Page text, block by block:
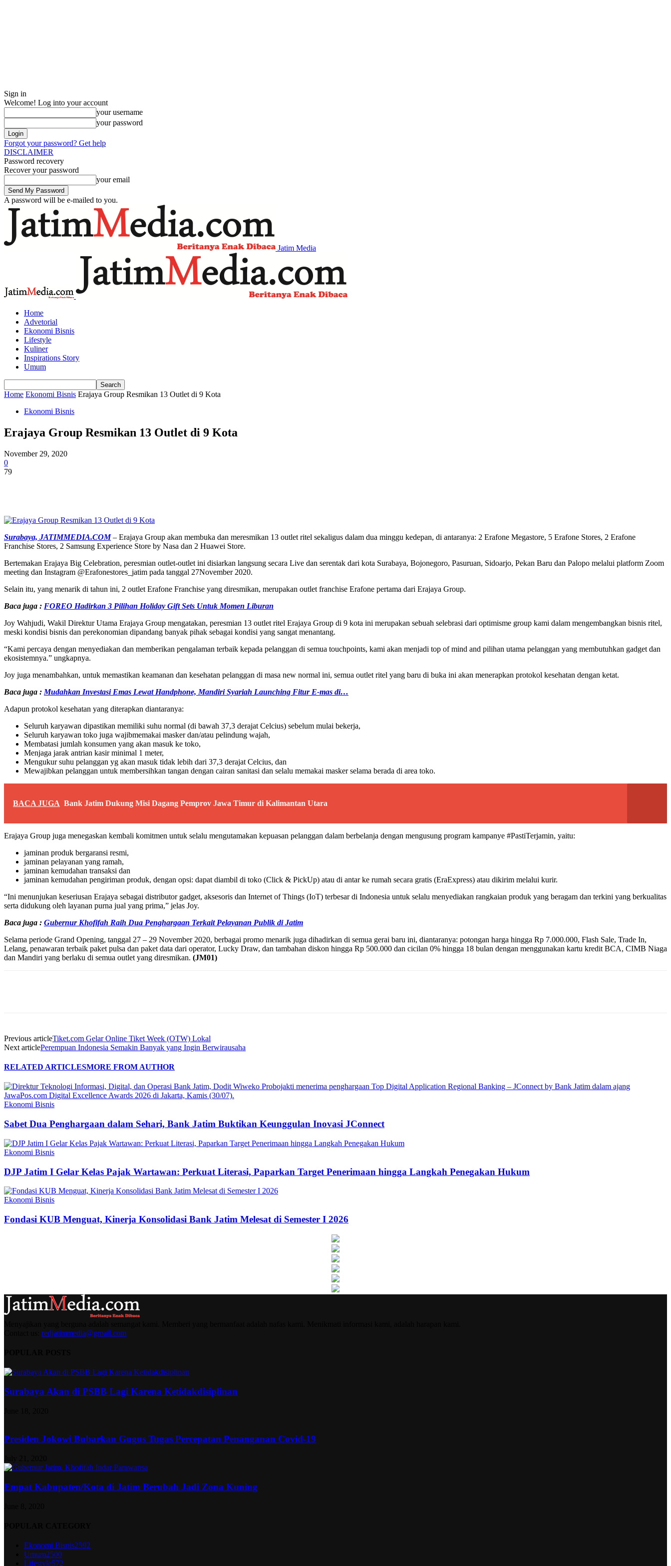
Sign in
Welcome! Log into your account
your username
your password
Forgot your password? Get help
DISCLAIMER
Password recovery
Recover your password
your email
A password will be e-mailed to you.
Jatim Media
Home
Advetorial
Ekonomi Bisnis
Lifestyle
Kuliner
Inspirations Story
Umum
Home Ekonomi Bisnis Erajaya Group Resmikan 13 Outlet di 9 Kota
Ekonomi Bisnis
Erajaya Group Resmikan 13 Outlet di 9 Kota
November 29, 2020
0
79
Surabaya, JATIMMEDIA.COM– Erajaya Group akan membuka dan meresmikan 13 outlet ritel sekaligus dalam dua minggu kedepan, di antaranya: 2 Erafone Megastore, 5 Erafone Stores, 2 Erafone
Franchise Stores, 2 Samsung Experience Store by Nasa dan 2 Huawei Store.
Bertemakan Erajaya Big Celebration, peresmian outlet-outlet ini disiarkan langsung secara Live dan serentak dari kota Surabaya, Bojonegoro, Pasuruan, Sidoarjo, Pekan Baru dan Palopo melalui platform Zoom
meeting dan Instagram @Erafonestores_jatim pada tanggal 27November 2020.
Selain itu, yang menarik di tahun ini, 2 outlet Erafone Franchise yang diresmikan, merupakan outlet franchise Erafone pertama dari Erajaya Group.
Baca juga : FOREO Hadirkan 3 Pilihan Holiday Gift Sets Untuk Momen Liburan
Joy Wahjudi, Wakil Direktur Utama Erajaya Group mengatakan, peresmian 13 outlet ritel Erajaya Group di 9 kota ini merupakan sebuah selebrasi dari optimisme group kami dalam mengembangkan bisnis ritel,
meski kondisi bisnis dan perekonomian dipandang banyak pihak sebagai kondisi yang sangat menantang.
“Kami percaya dengan menyediakan dan memberikan pengalaman terbaik kepada pelanggan di semua touchpoints, kami akan menjadi top of mind and pilihan utama pelanggan yang membutuhkan gadget dan
ekosistemnya.” ungkapnya.
Joy juga menambahkan, untuk memastikan keamanan dan kesehatan pelanggan di masa new normal ini, semua outlet ritel yang baru di buka ini akan menerapkan protokol kesehatan dengan ketat.
Baca juga : Mudahkan Investasi Emas Lewat Handphone, Mandiri Syariah Launching Fitur E-mas di…
Adapun protokol kesehatan yang diterapkan diantaranya:
Seluruh karyawan dipastikan memiliki suhu normal (di bawah 37,3 derajat Celcius) sebelum mulai bekerja,
Seluruh karyawan toko juga wajibmemakai masker dan/atau pelindung wajah,
Membatasi jumlah konsumen yang akan masuk ke toko,
Menjaga jarak antrian kasir minimal 1 meter,
Mengukur suhu pelanggan yg akan masuk tidak lebih dari 37,3 derajat Celcius, dan
Mewajibkan pelanggan untuk membersihkan tangan dengan cairan sanitasi dan selalu memakai masker selama berada di area toko.
BACA JUGA Bank Jatim Dukung Misi Dagang Pemprov Jawa Timur di Kalimantan Utara
Erajaya Group juga menegaskan kembali komitmen untuk selalu mengutamakan kepuasan pelanggan dalam berbelanja dengan mengusung program kampanye #PastiTerjamin, yaitu:
jaminan produk bergaransi resmi,
jaminan pelayanan yang ramah,
jaminan kemudahan transaksi dan
jaminan kemudahan pengiriman produk, dengan opsi: dapat diambil di toko (Click & PickUp) atau di antar ke rumah secara gratis (EraExpress) atau dikirim melalui kurir.
“Ini menunjukan keseriusan Erajaya sebagai distributor gadget, aksesoris dan Internet of Things (IoT) terbesar di Indonesia untuk selalu menyediakan rangkaian produk yang beragam dan terkini yang berkualitas
serta didukung oleh layanan purna jual yang prima,” jelas Joy.
Baca juga : Gubernur Khofifah Raih Dua Penghargaan Terkait Pelayanan Publik di Jatim
Selama periode Grand Opening, tanggal 27 – 29 November 2020, berbagai promo menarik juga dihadirkan di semua gerai baru ini, diantaranya: potongan harga hingga Rp 7.000.000, Flash Sale, Trade In,
Lelang, penawaran terbaik paket pulsa dan paket data dari operator, Lucky Draw, dan tambahan diskon hingga Rp 500.000 dan cicilan 0% hingga 18 bulan dengan menggunakan kartu kredit BCA, CIMB Niaga
dan Mandiri yang berlaku di semua outlet yang diresmikan. (JM01)
Previous articleTiket.com Gelar Online Tiket Week (OTW) Lokal
Next articlePerempuan Indonesia Semakin Banyak yang Ingin Berwirausaha
RELATED ARTICLESMORE FROM AUTHOR
Ekonomi Bisnis
Sabet Dua Penghargaan dalam Sehari, Bank Jatim Buktikan Keunggulan Inovasi JConnect
Ekonomi Bisnis
DJP Jatim I Gelar Kelas Pajak Wartawan: Perkuat Literasi, Paparkan Target Penerimaan hingga Langkah Penegakan Hukum
Ekonomi Bisnis
Fondasi KUB Menguat, Kinerja Konsolidasi Bank Jatim Melesat di Semester I 2026
redjatimmedia@gmail.com
Surabaya Akan di PSBB Lagi Karena Ketidakdisiplinan
Presiden Jokowi Bubarkan Gugus Tugas Percepatan Penanganan Covid-19
Empat Kabupaten/Kota di Jatim Berubah Jadi Zona Kuning
Ekonomi Bisnis2592
Umum2500
Lifestyle572